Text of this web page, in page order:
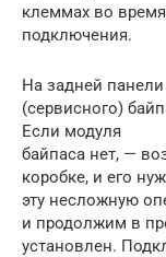
клеммах во время
подключения.
На задней
(сервисного)
Если модуля
байпаса нет, —
коробке, и его
эту несложную
и продолжим в
установлен.